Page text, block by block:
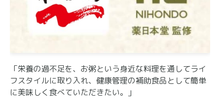
「栄養の過不足を、お粥という身近な料理を通してライ
フスタイルに取り入れ、健康管理の補助食品として簡単
に美味しく食べていただきたい。」